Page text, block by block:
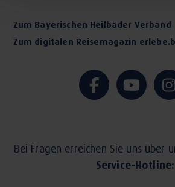
Zum Bayerischen Heilbäder Verband
Zum digitalen Reisemagazin
Bei Fragen erreichen Sie uns über
Service-Hotline: